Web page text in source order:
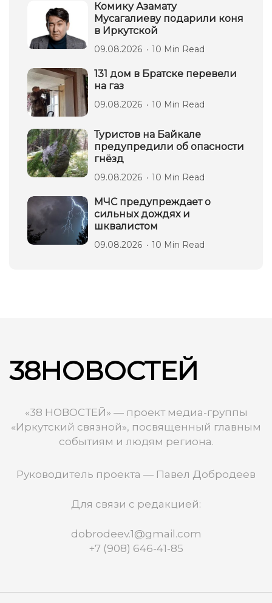
Комику Азамату
Мусагалиеву подарили коня
в Иркутской
09.08.2026 10 Min Read
131 дом в Братске перевели
на газ
09.08.2026 10 Min Read
Туристов на Байкале
предупредили об опасности
гнёзд
09.08.2026 10 Min Read
МЧС предупреждает о
сильных дождях и
шквалистом
09.08.2026 10 Min Read
38НОВОСТЕЙ
«38 НОВОСТЕЙ» — проект медиа-группы
«Иркутский связной», посвященный главным
событиям и людям региона.
Руководитель проекта — Павел Добродеев
Для связи с редакцией:
dobrodeev.1@gmail.com
+7 (908) 646-41-85